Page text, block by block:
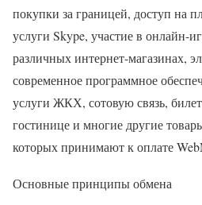
покупки за границей, доступ на
услуги Skype, участие в онлайн-
различных интернет-магазинах,
современное программное
услуги ЖКХ, сотовую связь,
гостинице и многие другие
которых принимают к оплате
Основные принципы обмена